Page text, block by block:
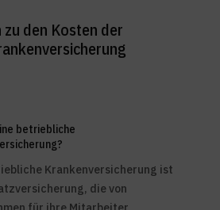
den Kosten der
betriebliche
Krankenversicherung ist
die von